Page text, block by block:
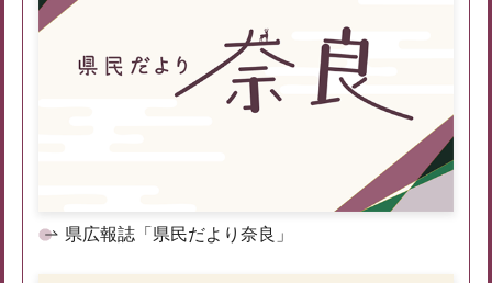
県広報誌「県民だより奈良」